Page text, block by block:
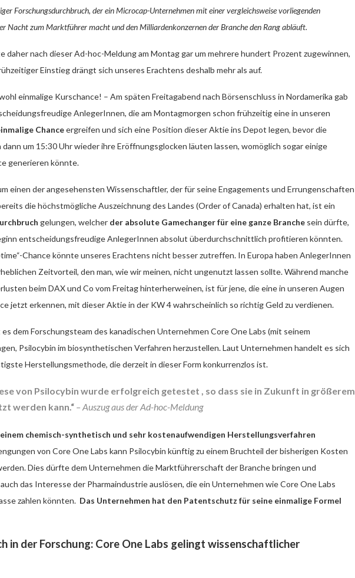
Forschungsdurchbruch, der ein Microcap-Unternehmen mit einer vergleichsweise vorliegenden
Nacht zum Marktführer macht und den Milliardenkonzernen der Branche den Rang abläuft.
nach dieser Ad-hoc-Meldung am Montag gar um mehrere hundert Prozent zugewinnen,
Einstieg drängt sich unseres Erachtens deshalb mehr als auf.
einmalige Kurschance! – Am späten Freitagabend nach Börsenschluss in Nordamerika gab
AnlegerInnen, die am Montagmorgen schon frühzeitig eine in unseren
Chanceergreifen und sich eine Position dieser Aktie ins Depot legen, bevor die
um 15:30 Uhr wieder ihre Eröffnungsglocken läuten lassen, womöglich sogar einige
generieren könnte.
einen der angesehensten Wissenschaftler, der für seine Engagements und Errungenschaften
die höchstmögliche Auszeichnung des Landes (Order of Canada) erhalten hat, ist ein
gelungen, welcher der absolute Gamechanger für eine ganze Branche sein dürfte,
entscheidungsfreudige AnlegerInnen absolut überdurchschnittlich profitieren könnten.
Chance könnte unseres Erachtens nicht besser zutreffen. In Europa haben AnlegerInnen
Zeitvorteil, den man, wie wir meinen, nicht ungenutzt lassen sollte. Während manche
beim DAX und Co vom Freitag hinterherweinen, ist für jene, die eine in unseren Augen
jetzt erkennen, mit dieser Aktie in der KW 4 wahrscheinlich so richtig Geld zu verdienen.
dem Forschungsteam des kanadischen Unternehmen Core One Labs (mit seinem
Psilocybin im biosynthetischen Verfahren herzustellen. Laut Unternehmen handelt es sich
Herstellungsmethode, die derzeit in dieser Form konkurrenzlos ist.
von Psilocybin wurde erfolgreich getestet , so dass sie in Zukunft in größerem
werden kann.“ – Auszug aus der Ad-hoc-Meldung
chemisch-synthetisch und sehr kostenaufwendigen Herstellungsverfahren
von Core One Labs kann Psilocybin künftig zu einem Bruchteil der bisherigen Kosten
Dies dürfte dem Unternehmen die Marktführerschaft der Branche bringen und
das Interesse der Pharmaindustrie auslösen, die ein Unternehmen wie Core One Labs
zahlen könnten. Das Unternehmen hat den Patentschutz für seine einmalige Formel
in der Forschung: Core One Labs gelingt wissenschaftlicher